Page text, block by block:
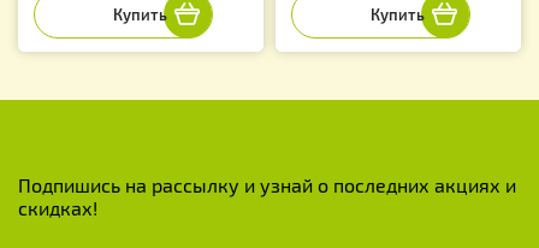
Подпишись на рассылку и узнай о последних акциях и
скидках!